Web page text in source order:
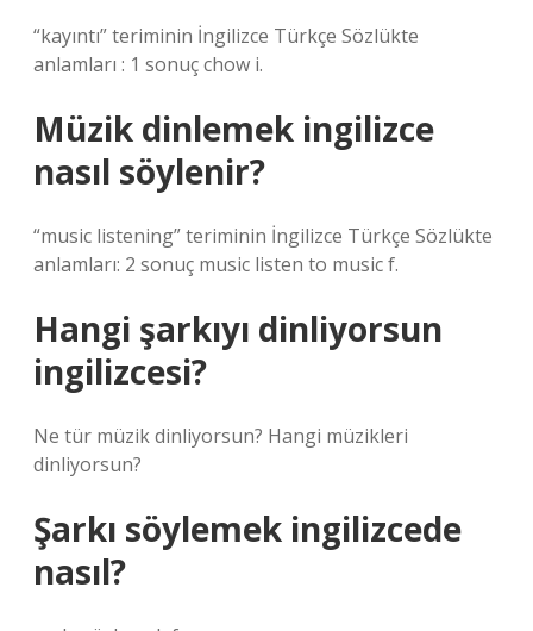
“kayıntı” teriminin İngilizce Türkçe Sözlükte
anlamları : 1 sonuç chow i.
Müzik dinlemek ingilizce
nasıl söylenir?
“music listening” teriminin İngilizce Türkçe Sözlükte
anlamları: 2 sonuç music listen to music f.
Hangi şarkıyı dinliyorsun
ingilizcesi?
Ne tür müzik dinliyorsun? Hangi müzikleri
dinliyorsun?
Şarkı söylemek ingilizcede
nasıl?